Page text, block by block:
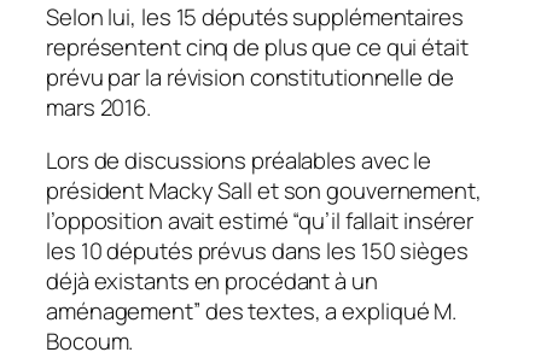
Selon lui, les 15 députés supplémentaires
représentent cinq de plus que ce qui était
prévu par la révision constitutionnelle de
mars 2016.
Lors de discussions préalables avec le
président Macky Sall et son gouvernement,
l’opposition avait estimé “qu’il fallait insérer
les 10 députés prévus dans les 150 sièges
déjà existants en procédant à un
aménagement” des textes, a expliqué M.
Bocoum.